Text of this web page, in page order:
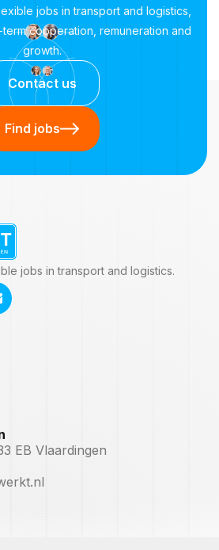
jobs in transport and logistics,
cooperation, remuneration and
growth.
Contact us
Find jobs
jobs in transport and logistics.
EB Vlaardingen